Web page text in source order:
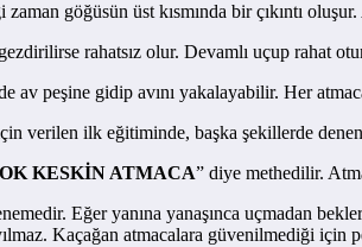
göğüsün üst kısmında bir çıkıntı
rahatsız olur. Devamlı uçup rahat
av peşine gidip avını yakalayabilir. Her
verilen ilk eğitiminde, başka şekillerde
KESKİN ATMACA” diye methedilir.
Eğer yanına yanaşınca uçmadan
Kaçağan atmacalara güvenilmediği için